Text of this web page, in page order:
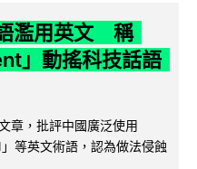
濫用英文 稱
」動搖科技話語
章，批評中國廣泛使用
等英文術語，認為做法侵蝕